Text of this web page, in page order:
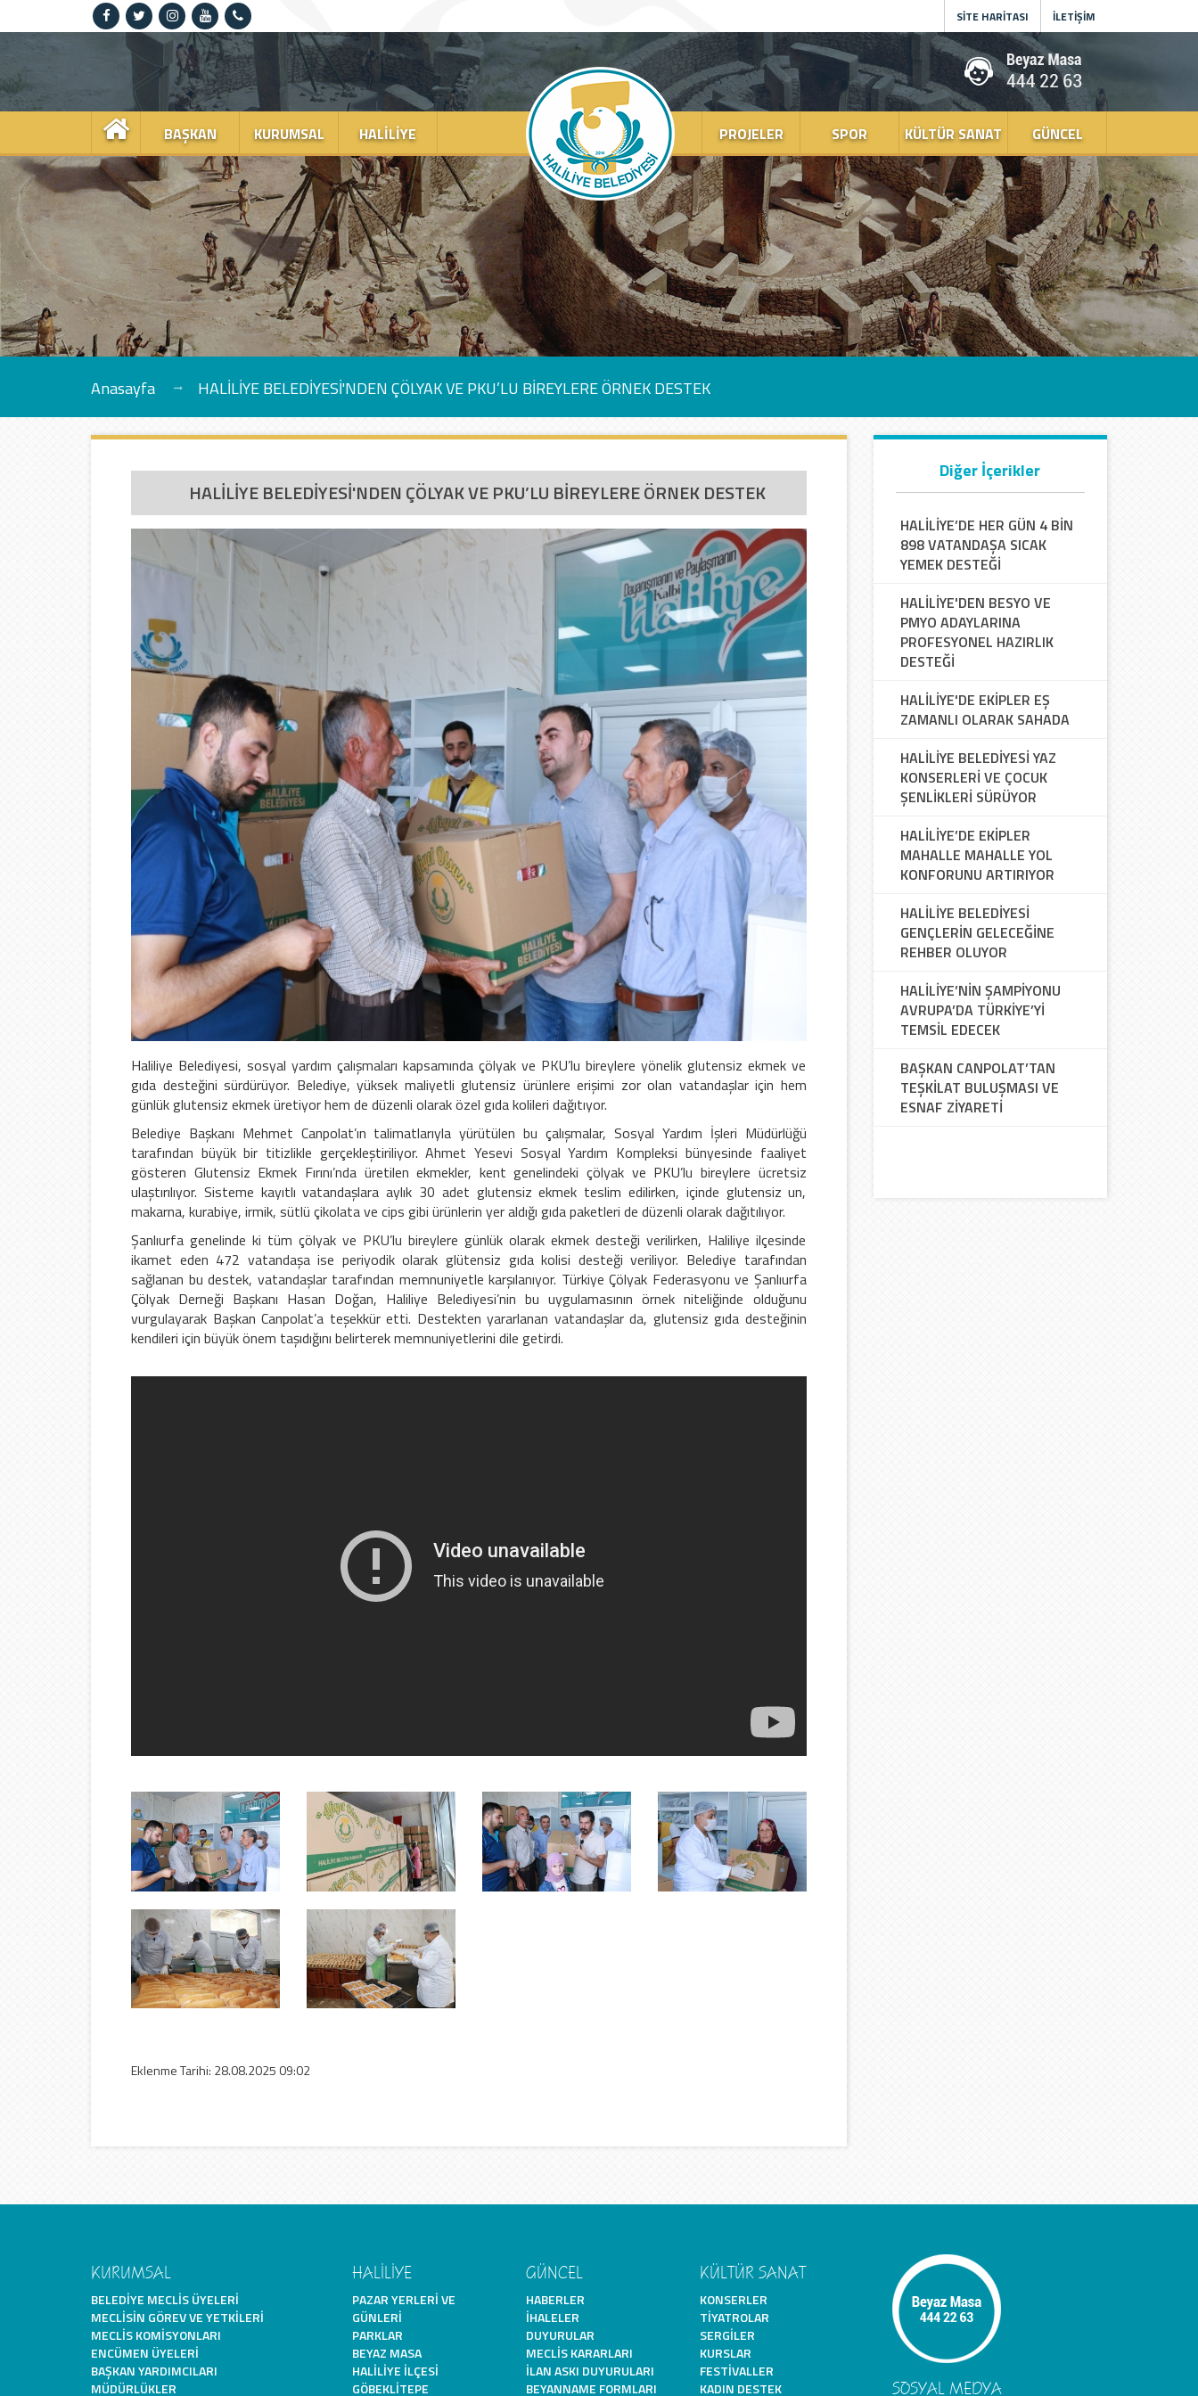
SİTE HARİTASI İLETİŞİM
BAŞKAN KURUMSAL HALILIYE PROJELER SPOR KÜLTÜR SANAT GÜNCEL
Anasayfa HALİLİYE BELEDİYESİ'NDEN ÇÖLYAK VE PKU’LU BİREYLERE ÖRNEK DESTEK
HALİLİYE BELEDİYESİ'NDEN ÇÖLYAK VE PKU’LU BİREYLERE ÖRNEK DESTEK
Haliliye Belediyesi, sosyal yardım çalışmaları kapsamında çölyak ve PKU’lu bireylere yönelik glutensiz ekmek ve
gıda desteğini sürdürüyor. Belediye, yüksek maliyetli glutensiz ürünlere erişimi zor olan vatandaşlar için hem
günlük glutensiz ekmek üretiyor hem de düzenli olarak özel gıda kolileri dağıtıyor.
Belediye Başkanı Mehmet Canpolat’ın talimatlarıyla yürütülen bu çalışmalar, Sosyal Yardım İşleri Müdürlüğü
tarafından büyük bir titizlikle gerçekleştiriliyor. Ahmet Yesevi Sosyal Yardım Kompleksi bünyesinde faaliyet
gösteren Glutensiz Ekmek Fırını’nda üretilen ekmekler, kent genelindeki çölyak ve PKU’lu bireylere ücretsiz
ulaştırılıyor. Sisteme kayıtlı vatandaşlara aylık 30 adet glutensiz ekmek teslim edilirken, içinde glutensiz un,
makarna, kurabiye, irmik, sütlü çikolata ve cips gibi ürünlerin yer aldığı gıda paketleri de düzenli olarak dağıtılıyor.
Şanlıurfa genelinde ki tüm çölyak ve PKU’lu bireylere günlük olarak ekmek desteği verilirken, Haliliye ilçesinde
ikamet eden 472 vatandaşa ise periyodik olarak glütensiz gıda kolisi desteği veriliyor. Belediye tarafından
sağlanan bu destek, vatandaşlar tarafından memnuniyetle karşılanıyor. Türkiye Çölyak Federasyonu ve Şanlıurfa
Çölyak Derneği Başkanı Hasan Doğan, Haliliye Belediyesi’nin bu uygulamasının örnek niteliğinde olduğunu
vurgulayarak Başkan Canpolat’a teşekkür etti. Destekten yararlanan vatandaşlar da, glutensiz gıda desteğinin
kendileri için büyük önem taşıdığını belirterek memnuniyetlerini dile getirdi.
Eklenme Tarihi: 28.08.2025 09:02
Diğer İçerikler
HALİLİYE’DE HER GÜN 4 BİN
898 VATANDAŞA SICAK
YEMEK DESTEĞİ
HALİLİYE'DEN BESYO VE
PMYO ADAYLARINA
PROFESYONEL HAZIRLIK
DESTEĞİ
HALİLİYE'DE EKİPLER EŞ
ZAMANLI OLARAK SAHADA
HALİLİYE BELEDİYESİ YAZ
KONSERLERİ VE ÇOCUK
ŞENLİKLERİ SÜRÜYOR
HALİLİYE’DE EKİPLER
MAHALLE MAHALLE YOL
KONFORUNU ARTIRIYOR
HALİLİYE BELEDİYESİ
GENÇLERİN GELECEĞİNE
REHBER OLUYOR
HALİLİYE’NİN ŞAMPİYONU
AVRUPA’DA TÜRKİYE’Yİ
TEMSİL EDECEK
BAŞKAN CANPOLAT’TAN
TEŞKİLAT BULUŞMASI VE
ESNAF ZİYARETİ
Kurumsal
Haliliye
Projeler
Spor
Kültür
Sanat
Güncel
KURUMSAL
BELEDIYE MECLIS ÜYELERI
MECLISIN GÖREV VE YETKILERI
MECLIS KOMISYONLARI
ENCÜMEN ÜYELERI
BAŞKAN YARDIMCILARI
MÜDÜRLÜKLER
HALİLİYE
PAZAR YERLERI VE
GÜNLERI
PARKLAR
BEYAZ MASA
HALILIYE İLÇESI
GÖBEKLITEPE
GÜNCEL
HABERLER
İHALELER
DUYURULAR
MECLIS KARARLARI
İLAN ASKI DUYURULARI
BEYANNAME FORMLARI
KÜLTÜR SANAT
KONSERLER
TIYATROLAR
SERGILER
KURSLAR
FESTIVALLER
KADIN DESTEK
SOSYAL MEDYA